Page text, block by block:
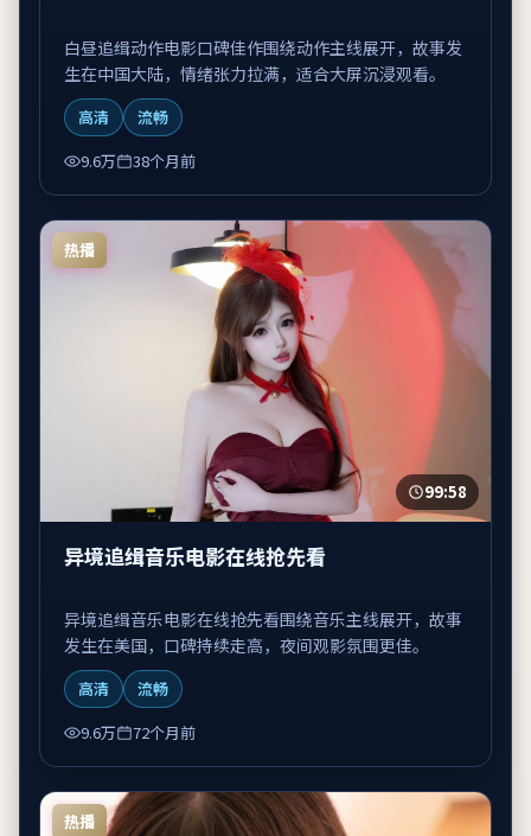
白昼追缉动作电影口碑佳作围绕动作主线展开，故事发
生在中国大陆，情绪张力拉满，适合大屏沉浸观看。
高清
流畅
9.6万
38个月前
热播
99:58
异境追缉音乐电影在线抢先看
异境追缉音乐电影在线抢先看围绕音乐主线展开，故事
发生在美国，口碑持续走高，夜间观影氛围更佳。
高清
流畅
9.6万
72个月前
热播